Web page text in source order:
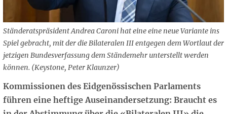
Ständeratspräsident Andrea Caroni hat eine eine neue Variante ins
Spiel gebracht, mit der die Bilateralen III entgegen dem Wortlaut der
jetzigen Bundesverfassung dem Ständemehr unterstellt werden
können. (Keystone, Peter Klaunzer)
Kommissionen des Eidgenössischen Parlaments
führen eine heftige Auseinandersetzung: Braucht es